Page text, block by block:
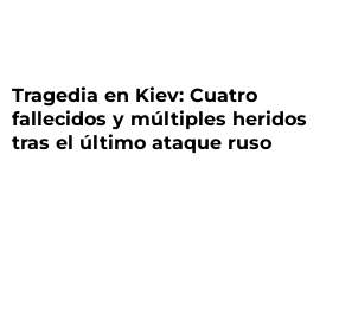
Tragedia en Kiev: Cuatro
fallecidos y múltiples heridos
tras el último ataque ruso